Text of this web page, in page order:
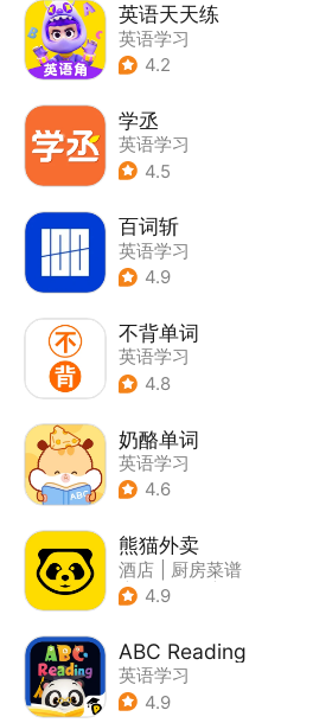
英语天天练
英语学习
4.2
学丞
英语学习
4.5
百词斩
英语学习
4.9
不背单词
英语学习
4.8
奶酪单词
英语学习
4.6
熊猫外卖
酒店
厨房菜谱
| 外卖订餐
4.9
ABC Reading
英语学习
4.9